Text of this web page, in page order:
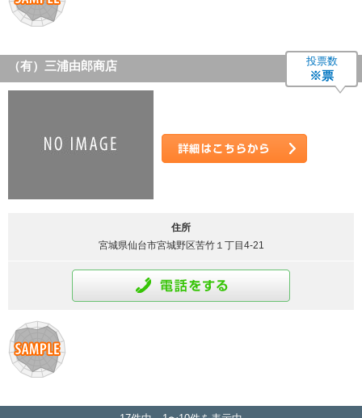
（有）三浦由郎商店 投票数
※票
住所
宮城県仙台市宮城野区苦竹１丁目4-21